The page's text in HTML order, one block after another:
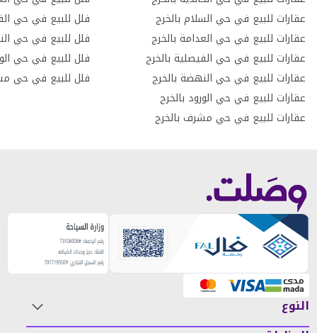
عقارات للبيع في حي السلام بالخرج
عقارات للبيع في حي العدامة بالخرج
عقارات للبيع في حي الفيصلية بالخرج
عقارات للبيع في حي النهضة بالخرج
عقارات للبيع في حي الورود بالخرج
عقارات للبيع في حي مشرف بالخرج
فلل للبيع في حي
فلل للبيع في حي
فلل للبيع في حي
فلل للبيع في حي
النوع